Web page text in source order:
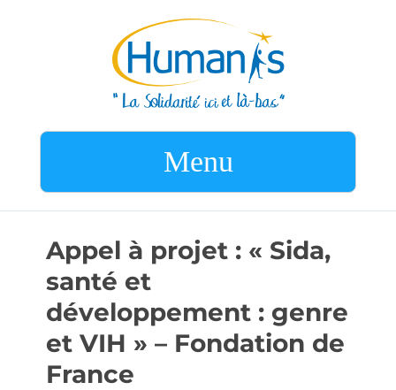
Menu
Appel à projet : « Sida,
santé et
développement : genre
et VIH » – Fondation de
France